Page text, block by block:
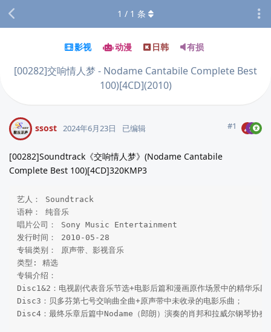
影视 动漫 日韩 有损
[00282]交响情人梦 - Nodame Cantabile Complete Best
100)[4CD](2010)
1 / 1 条
ssost 2024年6月23日 已编辑 #1
[00282]Soundtrack《交响情人梦》(Nodame Cantabile
Complete Best 100)[4CD]320KMP3
艺人： Soundtrack
语种： 纯音乐
唱片公司： Sony Music Entertainment
发行时间： 2010-05-28
专辑类别： 原声带、影视音乐
类型: 精选
专辑介绍：
Disc1&2：电视剧代表音乐节选+电影后篇和漫画原作场景中的精华乐段
Disc3：贝多芬第七号交响曲全曲+原声带中未收录的电影乐曲；
Disc4：最终乐章后篇中Nodame（郎朗）演奏的肖邦和拉威尔钢琴协奏